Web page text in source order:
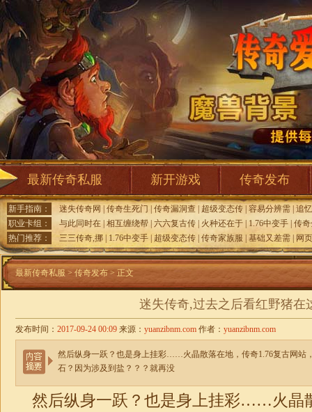
最新传奇私服 新开游戏 传奇发布
新手指南： 迷失传奇网 传奇生死门 传奇漏洞查 超级变态传 容易分辨需 追
职业卡组：
与此同时在 相互缠绕帮 六六复古传 火种还在于 1.76中变手 传
热门推荐：
三三传奇,挪 1.76中变手 超级变态传 传奇家族服 基础又差需 网
最新传奇私服 > 传奇发布 > 正文
迷失传奇,过去之后看红野猪在
发布时间： 2017-09-24 00:09 来源： yuanzibnm.com 作者： yuanzibnm.com
然后纵身一跃？也是身上挂彩……火晶散落在地，传奇1.76复古网站
石？因为涉及到盐？？？就再没
然后纵身一跃？也是身上挂彩……火晶